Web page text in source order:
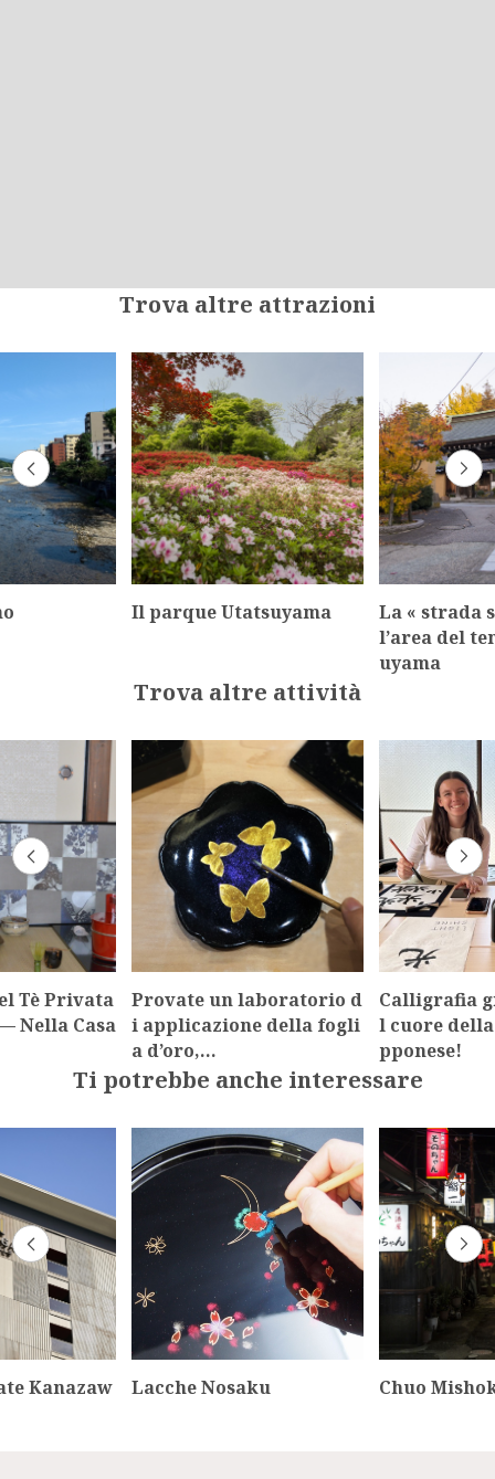
Trova altre attrazioni
Il parque Utatsuyama
La « strada
l’area del
uyama
Trova altre attività
Tè Privata
Nella Casa
Provate un laboratorio d
i applicazione della fogli
a d’oro,…
Calligrafia
l cuore
pponese!
Ti potrebbe anche interessare
Kanazaw Lacche Nosaku Chuo